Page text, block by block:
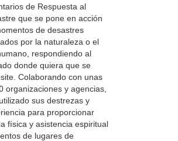
de Respuesta al
que se pone en acción
de desastres
por la naturaleza o el
respondiendo al
donde quiera que se
Colaborando con unas
organizaciones y agencias,
sus destrezas y
para proporcionar
física y asistencia espiritual
de lugares de